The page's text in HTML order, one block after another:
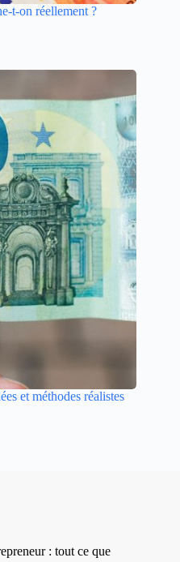
t-on réellement ?
et méthodes réalistes
: tout ce que